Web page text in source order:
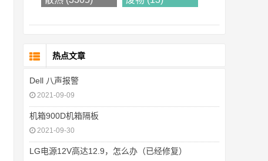
热点文章
Dell 八声报警
2021-09-09
机箱900D机箱隔板
2021-09-30
LG电源12V高达12.9，怎么办（已经修复）